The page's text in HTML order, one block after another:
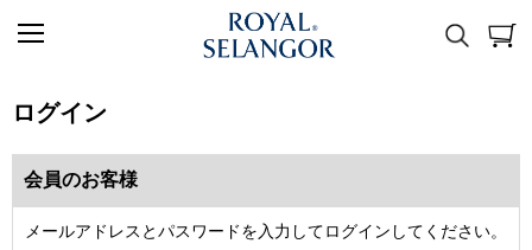
ログイン
会員のお客様
メールアドレスとパスワードを入力してログインしてください。